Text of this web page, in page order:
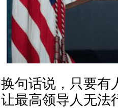
换句话说，只要有
让最高领导人无法